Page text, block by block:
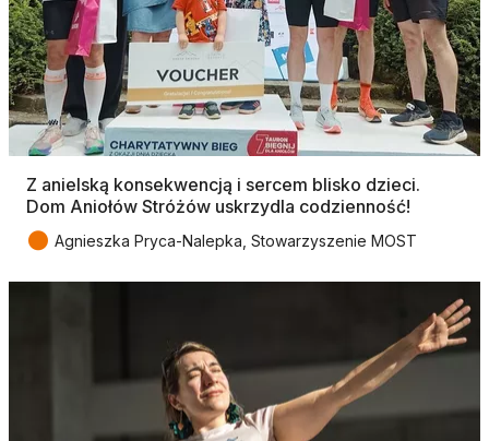
Z anielską konsekwencją i sercem blisko dzieci.
Dom Aniołów Stróżów uskrzydla codzienność!
● Agnieszka Pryca-Nalepka, Stowarzyszenie MOST